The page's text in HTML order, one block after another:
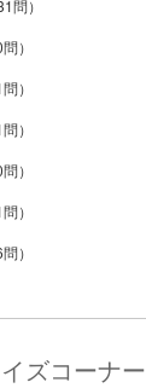
問）
）
）
）
）
）
）
ズコーナー